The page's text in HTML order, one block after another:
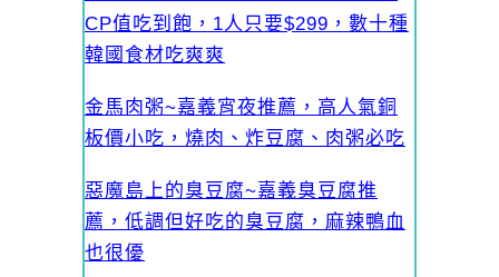
CP值吃到飽，1人只要$299，數十種
韓國食材吃爽爽
金馬肉粥~嘉義宵夜推薦，高人氣銅
板價小吃，燒肉、炸豆腐、肉粥必吃
惡魔島上的臭豆腐~嘉義臭豆腐推
薦，低調但好吃的臭豆腐，麻辣鴨血
也很優